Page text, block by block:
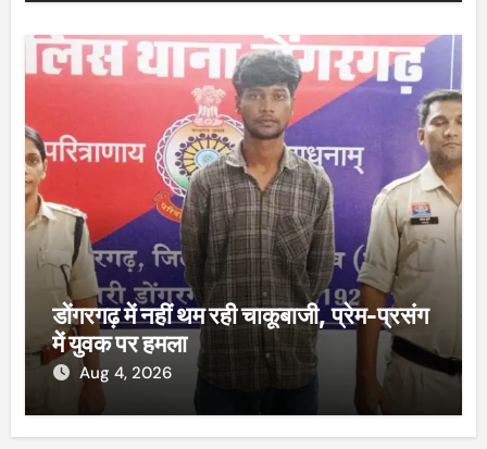
डोंगरगढ़ में नहीं थम रही चाकूबाजी, प्रेम-प्रसंग
में युवक पर हमला
Aug 4, 2026